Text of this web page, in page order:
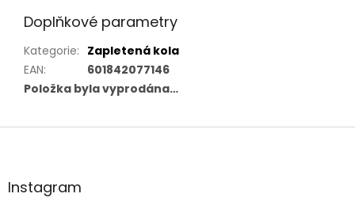
Doplňkové parametry
Kategorie: Zapletená kola
EAN:
601842077146
Položka byla vyprodána…
Z
aInstagram